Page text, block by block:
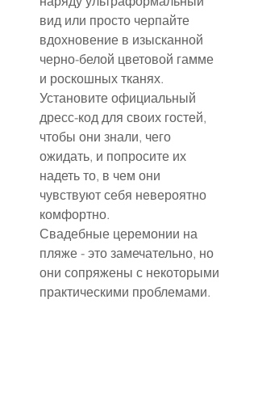
вид или просто черпайте
вдохновение в изысканной
черно-белой цветовой гамме
и роскошных тканях.
Установите официальный
дресс-код для своих гостей,
чтобы они знали, чего
ожидать, и попросите их
надеть то, в чем они
чувствуют себя невероятно
комфортно.
Свадебные церемонии на
пляже - это замечательно, но
они сопряжены с некоторыми
практическими проблемами.